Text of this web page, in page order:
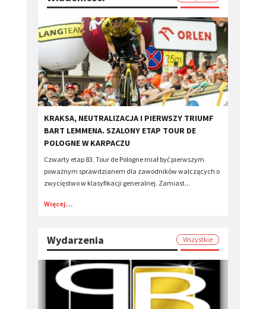
KRAKSA, NEUTRALIZACJA I PIERWSZY TRIUMF
BART LEMMENA. SZALONY ETAP TOUR DE
POLOGNE W KARPACZU
Czwarty etap 83. Tour de Pologne miał być pierwszym
poważnym sprawdzianem dla zawodników walczących o
zwycięstwo w klasyfikacji generalnej. Zamiast...
Więcej...
Wydarzenia Wszystkie